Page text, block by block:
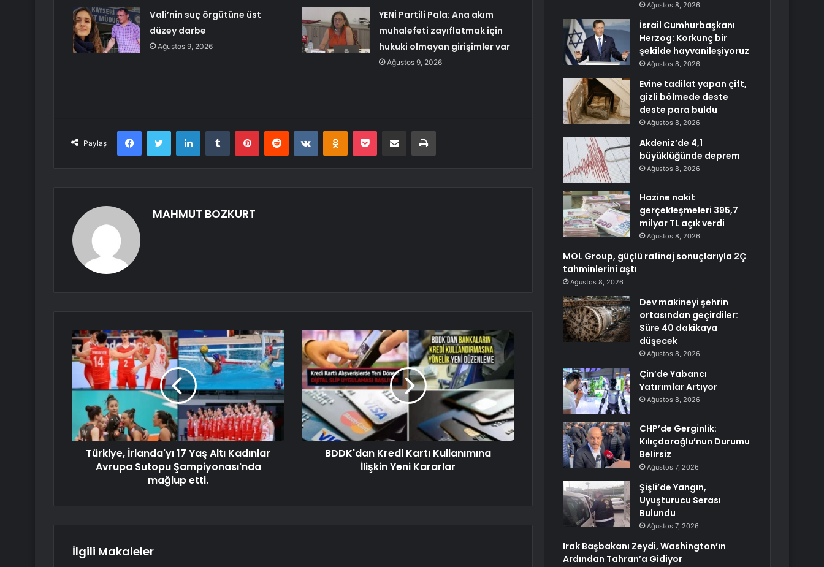
Vali’nin suç örgütüne üst
düzey darbe
Ağustos 9, 2026
YENİ Partili Pala: Ana akım
muhalefeti zayıflatmak için
hukuki olmayan girişimler var
Ağustos 9, 2026
Paylaş
FacebookTwitter LinkedInTumblr PinterestReddit VKontakteOdnoklassniki
Pocket E-Posta ile paylaş Yazdır
MAHMUT BOZKURT
Türkiye, İrlanda'yı 17 Yaş Altı Kadınlar
Avrupa Sutopu Şampiyonası'nda
mağlup etti.
BDDK'dan Kredi Kartı Kullanımına
İlişkin Yeni Kararlar
İlgili Makaleler
Ağustos 8, 2026
İsrail Cumhurbaşkanı
Herzog: Korkunç bir
şekilde hayvanileşiyoruz
Ağustos 8, 2026
Evine tadilat yapan çift,
gizli bölmede deste
deste para buldu
Ağustos 8, 2026
Akdeniz’de 4,1
büyüklüğünde deprem
Ağustos 8, 2026
Hazine nakit
gerçekleşmeleri 395,7
milyar TL açık verdi
Ağustos 8, 2026
MOL Group, güçlü rafinaj sonuçlarıyla 2Ç
tahminlerini aştı
Ağustos 8, 2026
Dev makineyi şehrin
ortasından geçirdiler:
Süre 40 dakikaya
düşecek
Ağustos 8, 2026
Çin’de Yabancı
Yatırımlar Artıyor
Ağustos 8, 2026
CHP’de Gerginlik:
Kılıçdaroğlu’nun Durumu
Belirsiz
Ağustos 7, 2026
Şişli’de Yangın,
Uyuşturucu Serası
Bulundu
Ağustos 7, 2026
Irak Başbakanı Zeydi, Washington’ın
Ardından Tahran’a Gidiyor